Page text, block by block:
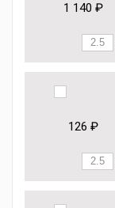
1 140 ₽
126 ₽